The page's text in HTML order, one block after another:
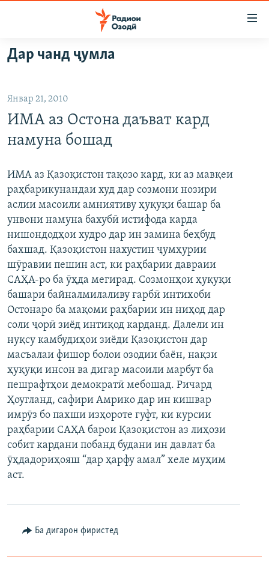
Ҷаҳиш
ба
аслӣ
Ҷаҳиш
ба
феҳристи
Ҷаҳиш
ҷустор
ГӮШАҲО
ҚАЗИЯИ "КРОКУС"
ОСИЁИ МАРКАЗӢ
ФАРҲАНГ
МЕҲМОНИ ОЗОДӢ
ВАРЗИШ
РӮЗГОРИ МУҲОҶИР
САЛОМ, ХОҲАР
ТАҲҚИҚОТ
ҶАНГ ДАР УКРАИНА
НАЗАРИ МАРДУМ
БЛОГИСТОН
ОЗОДӢ ОНЛАЙН
ЧАНДРАСОНАӢ
ВИДЕО
ГУЗОРИШҲОИ РАДИОӢ
РӮЙХАТҲО
КИТОБҲОИ ОЗОДӢ
Русский
ПАЙГИРӢ КУНЕД
Ҳамаи сомонаҳои RFE/RL
Дар чанд ҷумла
Январ 21, 2010
ИМА аз Остона даъват кард
намуна бошад
ИМА аз Қазоқистон тақозо кард, ки аз мавқеи
раҳбарикунандаи худ дар созмони нозири
аслии масоили амниятиву ҳуқуқи башар ба
унвони намуна бахубӣ истифода карда
нишондодҳои худро дар ин замина беҳбуд
бахшад. Қазоқистон нахустин ҷумҳурии
шӯравии пешин аст, ки раҳбарии давраии
САҲА-ро ба ӯҳда мегирад. Созмонҳои ҳуқуқи
башари байналмилаливу ғарбӣ интихоби
Остонаро ба мақоми раҳбарии ин ниҳод дар
соли ҷорӣ зиёд интиқод карданд. Далели ин
нуқсу камбудиҳои зиёди Қазоқистон дар
масъалаи фишор болои озодии баён, нақзи
ҳуқуқи инсон ва дигар масоили марбут ба
пешрафтҳои демократӣ мебошад. Ричард
Ҳоугланд, сафири Амрико дар ин кишвар
имрӯз бо пахши изҳороте гуфт, ки курсии
раҳбарии САҲА барои Қазоқистон аз лиҳози
собит кардани побанд будани ин давлат ба
ӯҳдадориҳояш “дар ҳарфу амал” хеле муҳим
аст.
Ба дигарон фиристед